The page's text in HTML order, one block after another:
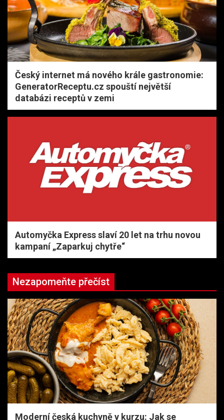
Český internet má nového krále gastronomie:
GeneratorReceptu.cz spouští největší
databázi receptů v zemi
Automyčka Express slaví 20 let na trhu novou
kampaní „Zaparkuj chytře“
Nezapomeňte přečíst
Moderní česká kuchyně v kurzu: Jak se